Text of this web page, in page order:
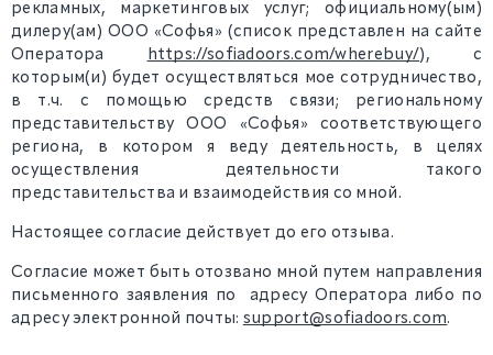
рекламных, маркетинговых услуг; официальному(ым)
дилеру(ам) ООО «Софья» (список представлен на сайте
Оператора https://sofiadoors.com/wherebuy/), с
которым(и) будет осуществляться мое сотрудничество,
в т.ч. с помощью средств связи; региональному
представительству ООО «Софья» соответствующего
региона, в котором я веду деятельность, в целях
осуществления деятельности такого
представительства и взаимодействия со мной.
Настоящее согласие действует до его отзыва.
Согласие может быть отозвано мной путем направления
письменного заявления по адресу Оператора либо по
адресу электронной почты: support@sofiadoors.com.